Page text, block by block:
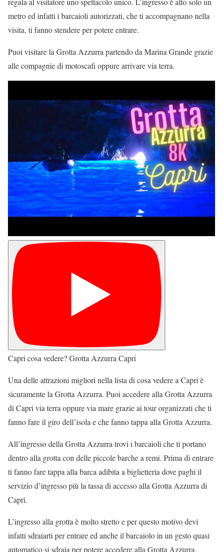
metro ed infatti i barcaioli autorizzati, che ti accompagnano nella
visita, ti fanno stendere per potere entrare.
Puoi visitare la Grotta Azzurra partendo da Marina Grande grazie
alle compagnie di motoscafi oppure arrivare via terra.
Capri cosa vedere? Grotta Azzurra Capri
Una delle attrazioni migliori nella lista di cosa vedere a Capri è
sicuramente la Grotta Azzurra. Puoi accedere alla Grotta Azzurra
di Capri via terra oppure via mare grazie ai tour organizzati che ti
fanno fare il giro dell’isola e che fanno tappa alla Grotta Azzurra.
All’ingresso della Grotta Azzurra trovi i barcaioli che ti portano
dentro alla grotta con delle piccole barche a remi. Prima di entrare
ti fanno fare tappa alla barca adibita a biglietteria dove paghi il
servizio d’ingresso più la tassa di accesso alla Grotta Azzurra di
Capri.
L’ingresso alla grotta è molto stretto e per questo motivo devi
infatti sdraiarti per entrare ed anche il barcaiolo in un gesto quasi
automatico si sdraia per potere accedere alla Grotta Azzurra.